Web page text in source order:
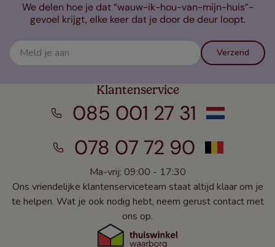
We delen hoe je dat “wauw-ik-hou-van-mijn-huis”-
gevoel krijgt, elke keer dat je door de deur loopt.
Verzend
Klantenservice
085 001 27 31
078 07 72 90
Ma-vrij: 09:00 - 17:30
Ons vriendelijke klantenserviceteam staat altijd klaar om je
te helpen. Wat je ook nodig hebt, neem gerust contact met
ons op.